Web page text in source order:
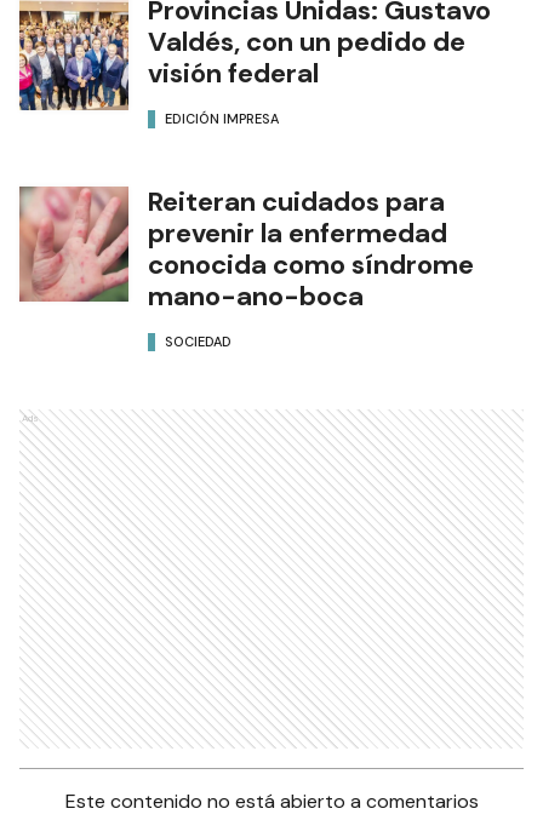
Provincias Unidas: Gustavo
Valdés, con un pedido de
visión federal
EDICIÓN IMPRESA
Reiteran cuidados para
prevenir la enfermedad
conocida como síndrome
mano-ano-boca
SOCIEDAD
Ads
Este contenido no está abierto a comentarios